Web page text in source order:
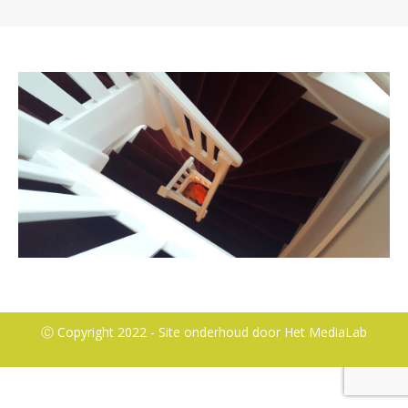
Ⓒ Copyright 2022 - Site onderhoud door Het MediaLab